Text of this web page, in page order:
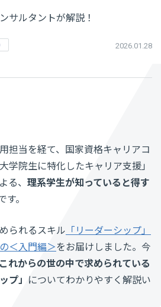
サルタントが解説！
2026.01.28
担当を経て、国家資格キャリアコ
学院生に特化したキャリア支援」
る、 理系学生が知っていると得す
す。
られるスキル 「リーダーシップ」
＜入門編＞をお届けしました。今
これからの世の中で求められている
プ」 についてわかりやすく解説い